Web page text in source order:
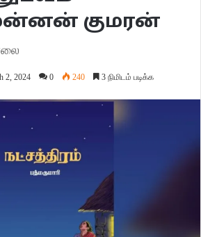
குமரன்
2, 2024 0 240 3 நிமிடம் படிக்க